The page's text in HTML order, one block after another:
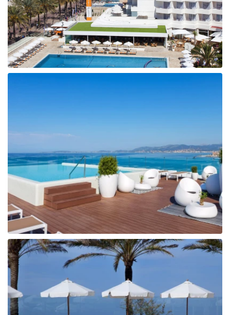
Taizeme
Turcija
Apvienotie Arābu Emirāti
Itālija
Vjetnama
Tanzānija
Bulgārija
Melnkalne
Šrilanka
Tunisija
Albānija